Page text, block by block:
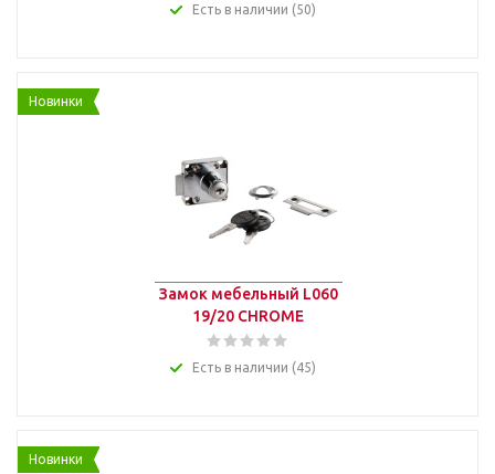
Есть в наличии (50)
Новинки
Замок мебельный L060
19/20 CHROME
Есть в наличии (45)
Новинки